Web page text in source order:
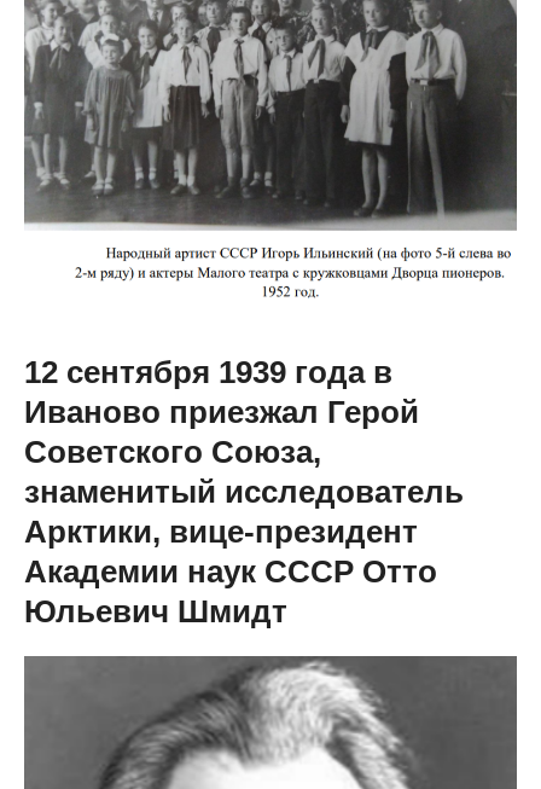
12 сентября 1939 года в
Иваново приезжал Герой
Советского Союза,
знаменитый исследователь
Арктики, вице-президент
Академии наук СССР Отто
Юльевич Шмидт